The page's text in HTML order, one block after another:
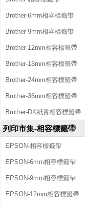
Brother-6mm相容標籤帶
Brother-9mm相容標籤帶
Brother-12mm相容標籤帶
Brother-18mm相容標籤帶
Brother-24mm相容標籤帶
Brother-36mm相容標籤帶
Brother-DK紙質相容標籤帶
列印市集-相容標籤帶
EPSON-相容標籤帶
EPSON-6mm相容標籤帶
EPSON-9mm相容標籤帶
EPSON-12mm相容標籤帶